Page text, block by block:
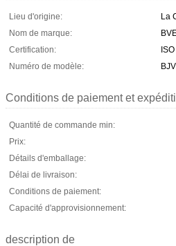
Lieu d'origine:
La
Nom de marque:
Certification:
Numéro de modèle:
Conditions de paiement et
Quantité de commande min:
Prix:
Détails d'emballage:
Délai de livraison:
Conditions de paiement:
Capacité d'approvisionnement:
description de